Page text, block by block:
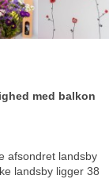
med balkon
afsondret landsby
landsby ligger 38